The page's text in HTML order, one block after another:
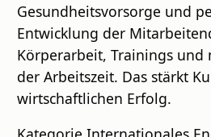
Gesundheitsvorsorge und
Entwicklung der
Körperarbeit, Trainings und
der Arbeitszeit. Das stärkt
wirtschaftlichen Erfolg.